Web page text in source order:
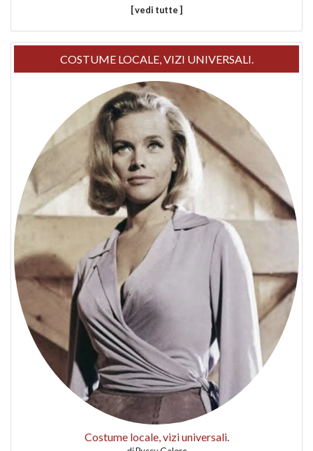
[ vedi tutte ]
COSTUME LOCALE, VIZI UNIVERSALI.
Costume locale, vizi universali.